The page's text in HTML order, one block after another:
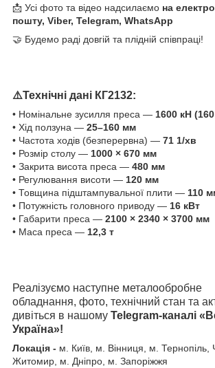
📩 Усі фото та відео надсилаємо на
пошту, Viber, Telegram, WhatsApp
🤝 Будемо раді довгій та плідній співпраці!
⚠️Технічні дані КГ2132:
• Номінальне зусилля преса — 1600 кН
• Хід ползуна — 25–160 мм
• Частота ходів (безперервна) — 71 1/хв
• Розмір столу — 1000 × 670 мм
• Закрита висота преса — 480 мм
• Регулювання висоти — 120 мм
• Товщина підштампувальної плити — 110
• Потужність головного приводу — 16 кВт
• Габарити преса — 2100 × 2340 × 3700 мм
• Маса преса — 12,3 т
Реалізуємо наступне металообробне
обладнання, фото, технічний стан та
дивіться в нашому Telegram-каналі
Україна»!
Локація - м. Київ, м. Вінниця, м. Тернопіль,
Житомир, м. Дніпро, м. Запоріжжя